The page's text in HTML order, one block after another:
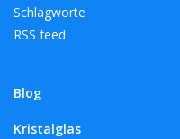
Schlagworte
RSS feed
Blog
Kristalglas